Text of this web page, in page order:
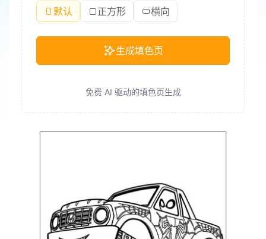
默认 正方形 横向
生成填色页
免费 AI 驱动的填色页生成